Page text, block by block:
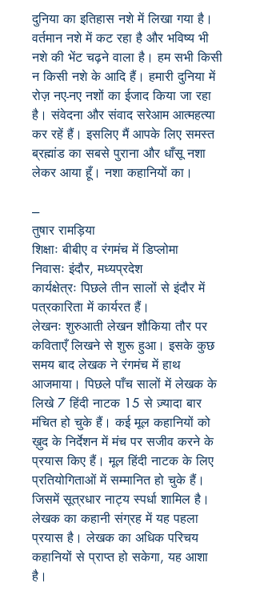
दुनिया का इतिहास नशे में लिखा गया है।
वर्तमान नशे में कट रहा है और भविष्य भी
नशे की भेंट चढ़ने वाला है। हम सभी किसी
न किसी नशे के आदि हैं। हमारी दुनिया में
रोज़ नए-नए नशों का ईजाद किया जा रहा
है । संवेदना और संवाद सरेआम आत्महत्या
कर रहें हैं। इसलिए मैं आपके लिए समस्त
ब्रह्मांड का सबसे पुराना और धाँसू नशा
लेकर आया हूँ। नशा कहानियों का।
---
तुषार रामड़िया
शिक्षाः बीबीए व रंगमंच में डिप्लोमा
निवासः इंदौर, मध्यप्रदेश
कार्यक्षेत्रः पिछले तीन सालों से इंदौर में
पत्रकारिता में कार्यरत हैं।
लेखनः शुरुआती लेखन शौकिया तौर पर
कविताएँ लिखने से शुरू हुआ। इसके कुछ
समय बाद लेखक ने रंगमंच में हाथ
आजमाया। पिछले पाँच सालों में लेखक के
लिखे 7 हिंदी नाटक 15 से ज़्यादा बार
मंचित हो चुके हैं। कई मूल कहानियों को
ख़ुद के निर्देशन में मंच पर सजीव करने के
प्रयास किए हैं। मूल हिंदी नाटक के लिए
प्रतियोगिताओं में सम्मानित हो चुके हैं।
जिसमें सूत्रधार नाट्य स्पर्धा शामिल है।
लेखक का कहानी संग्रह में यह पहला
प्रयास है। लेखक का अधिक परिचय
कहानियों से प्राप्त हो सकेगा, यह आशा
है।